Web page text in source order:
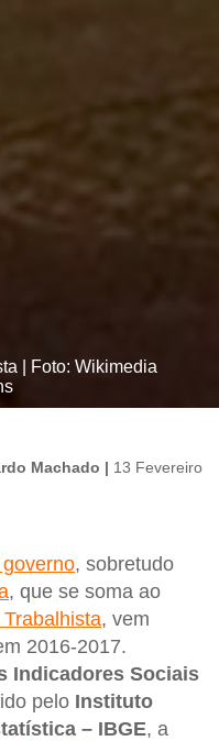
| Foto: Wikimedia
Machado | 13 Fevereiro
, sobretudo
, que se soma ao
, vem
2016-2017.
Indicadores Sociais
pelo Instituto
– IBGE, a